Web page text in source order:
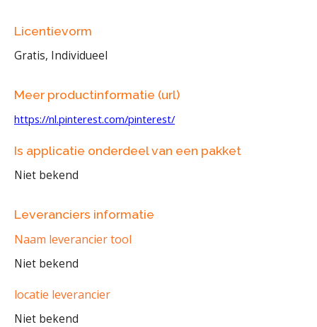
Licentievorm
Gratis, Individueel
Meer productinformatie (url)
https://nl.pinterest.com/pinterest/
Is applicatie onderdeel van een pakket
Niet bekend
Leveranciers informatie
Naam leverancier tool
Niet bekend
locatie leverancier
Niet bekend